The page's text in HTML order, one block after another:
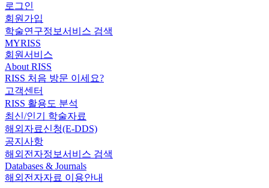
로그인
회원가입
학술연구정보서비스 검색
MYRISS
회원서비스
About RISS
RISS 처음 방문 이세요?
고객센터
RISS 활용도 분석
최신/인기 학술자료
해외자료신청(E-DDS)
공지사항
해외전자정보서비스 검색
Databases & Journals
해외전자자료 이용안내